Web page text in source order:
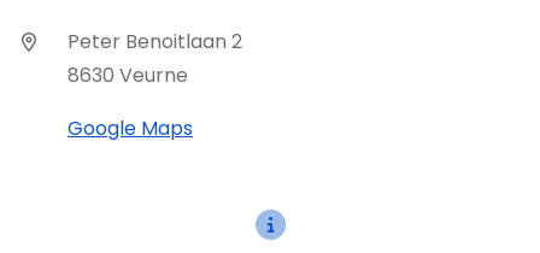
Peter Benoitlaan 2
8630 Veurne
Google Maps